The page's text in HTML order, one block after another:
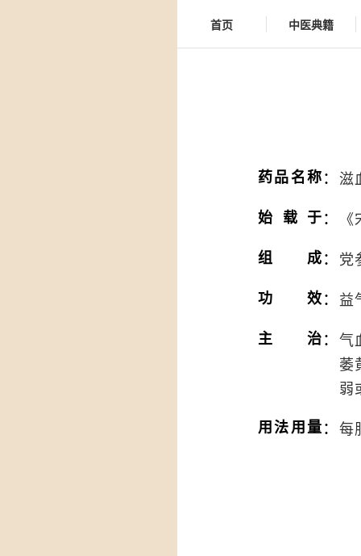
首页 中医典籍
药品名称： 滋
始载于：
组成： 党
功效： 益
主治： 气
萎
弱
用法用量： 每